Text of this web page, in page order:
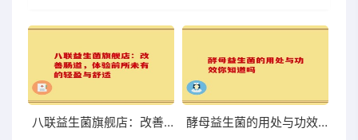
八联益生菌旗舰店：改善肠道，体验前所未有的轻盈与舒适 酵母益生菌的用处与功效你知道吗